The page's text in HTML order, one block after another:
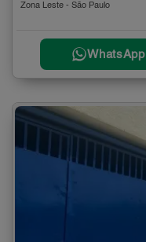
Zona Leste - São Paulo
WhatsApp